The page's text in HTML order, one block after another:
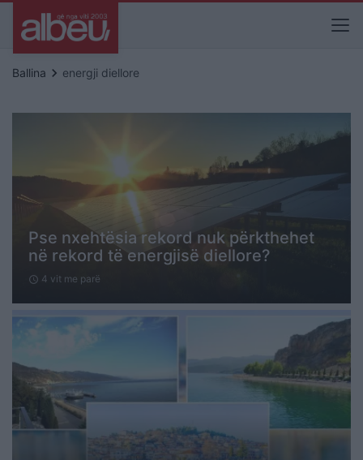
Ballina keyboard_arrow_right energji diellore
Pse nxehtësia rekord nuk përkthehet
në rekord të energjisë diellore?
schedule 4 vit me parë